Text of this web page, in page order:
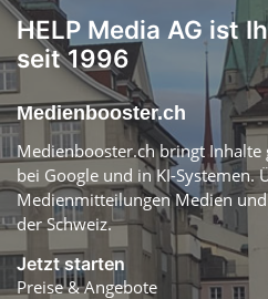
HELP Media AG ist
seit 1996
Medienbooster.ch
Medienbooster.ch bringt Inhalte
bei Google und in KI-Systemen.
Medienmitteilungen Medien
der Schweiz.
Jetzt starten
Preise & Angebote